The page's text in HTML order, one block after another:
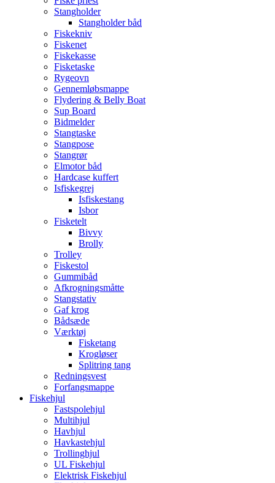
Stangholder
Stangholder båd
Fiskekniv
Fiskenet
Fiskekasse
Fisketaske
Rygeovn
Gennemløbsmappe
Flydering & Belly Boat
Sup Board
Bidmelder
Stangtaske
Stangpose
Stangrør
Elmotor båd
Hardcase kuffert
Isfiskegrej
Isfiskestang
Isbor
Fisketelt
Bivvy
Brolly
Trolley
Fiskestol
Gummibåd
Afkrogningsmåtte
Stangstativ
Gaf krog
Bådsæde
Værktøj
Fisketang
Krogløser
Splitring tang
Redningsvest
Forfangsmappe
Fiskehjul
Fastspolehjul
Multihjul
Havhjul
Havkastehjul
Trollinghjul
UL Fiskehjul
Elektrisk Fiskehjul